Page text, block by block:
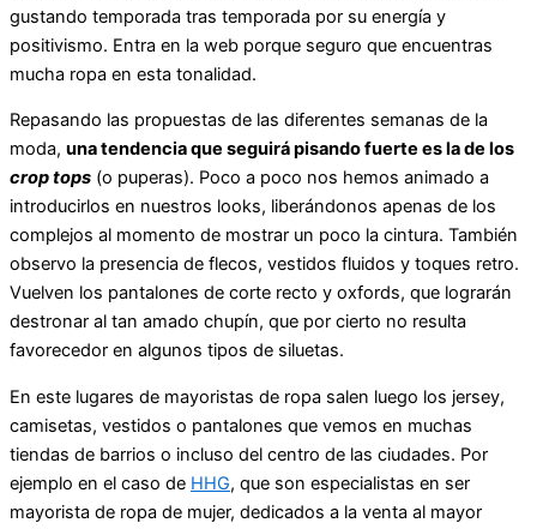
gustando temporada tras temporada por su energía y
positivismo. Entra en la web porque seguro que encuentras
mucha ropa en esta tonalidad.
Repasando las propuestas de las diferentes semanas de la
moda, una tendencia que seguirá pisando fuerte es la de los
crop tops (o puperas). Poco a poco nos hemos animado a
introducirlos en nuestros looks, liberándonos apenas de los
complejos al momento de mostrar un poco la cintura. También
observo la presencia de flecos, vestidos fluidos y toques retro.
Vuelven los pantalones de corte recto y oxfords, que lograrán
destronar al tan amado chupín, que por cierto no resulta
favorecedor en algunos tipos de siluetas.
En este lugares de mayoristas de ropa salen luego los jersey,
camisetas, vestidos o pantalones que vemos en muchas
tiendas de barrios o incluso del centro de las ciudades. Por
ejemplo en el caso de HHG, que son especialistas en ser
mayorista de ropa de mujer, dedicados a la venta al mayor